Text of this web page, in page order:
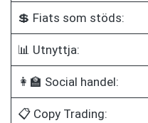
💲 Fiats som stöds:
📊 Utnyttja:
👩‍🏫 Social handel:
📋 Copy Trading: